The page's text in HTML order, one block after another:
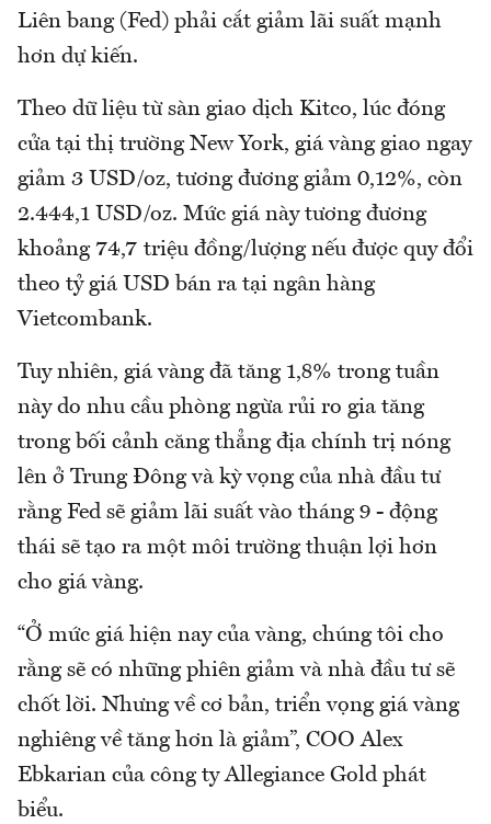
Liên bang (Fed) phải cắt giảm lãi suất mạnh
hơn dự kiến.
Theo dữ liệu từ sàn giao dịch Kitco, lúc đóng
cửa tại thị trường New York, giá vàng giao ngay
giảm 3 USD/oz, tương đương giảm 0,12%, còn
2.444,1 USD/oz. Mức giá này tương đương
khoảng 74,7 triệu đồng/lượng nếu được quy đổi
theo tỷ giá USD bán ra tại ngân hàng
Vietcombank.
Tuy nhiên, giá vàng đã tăng 1,8% trong tuần
này do nhu cầu phòng ngừa rủi ro gia tăng
trong bối cảnh căng thẳng địa chính trị nóng
lên ở Trung Đông và kỳ vọng của nhà đầu tư
rằng Fed sẽ giảm lãi suất vào tháng 9 - động
thái sẽ tạo ra một môi trường thuận lợi hơn
cho giá vàng.
“Ở mức giá hiện nay của vàng, chúng tôi cho
rằng sẽ có những phiên giảm và nhà đầu tư sẽ
chốt lời. Nhưng về cơ bản, triển vọng giá vàng
nghiêng về tăng hơn là giảm”, COO Alex
Ebkarian của công ty Allegiance Gold phát
biểu.